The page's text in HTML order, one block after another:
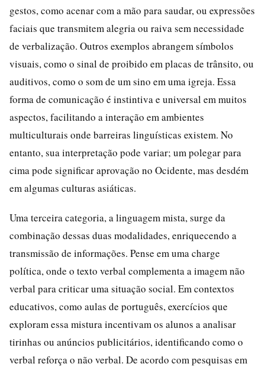
gestos, como acenar com a mão para saudar, ou expressões
faciais que transmitem alegria ou raiva sem necessidade
de verbalização. Outros exemplos abrangem símbolos
visuais, como o sinal de proibido em placas de trânsito, ou
auditivos, como o som de um sino em uma igreja. Essa
forma de comunicação é instintiva e universal em muitos
aspectos, facilitando a interação em ambientes
multiculturais onde barreiras linguísticas existem. No
entanto, sua interpretação pode variar; um polegar para
cima pode significar aprovação no Ocidente, mas desdém
em algumas culturas asiáticas.
Uma terceira categoria, a linguagem mista, surge da
combinação dessas duas modalidades, enriquecendo a
transmissão de informações. Pense em uma charge
política, onde o texto verbal complementa a imagem não
verbal para criticar uma situação social. Em contextos
educativos, como aulas de português, exercícios que
exploram essa mistura incentivam os alunos a analisar
tirinhas ou anúncios publicitários, identificando como o
verbal reforça o não verbal. De acordo com pesquisas em